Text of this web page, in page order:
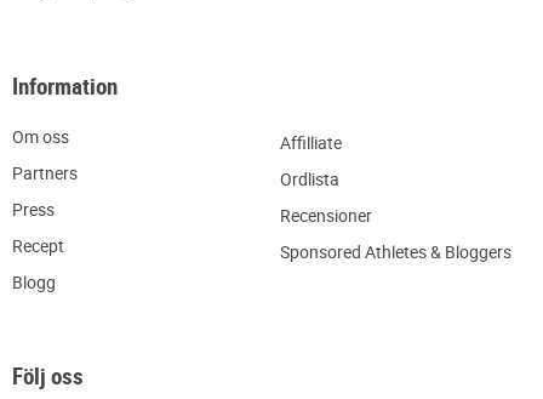
Information
Om oss
Partners
Press
Recept
Blogg
Affilliate
Ordlista
Recensioner
Sponsored Athletes & Bloggers
Följ oss